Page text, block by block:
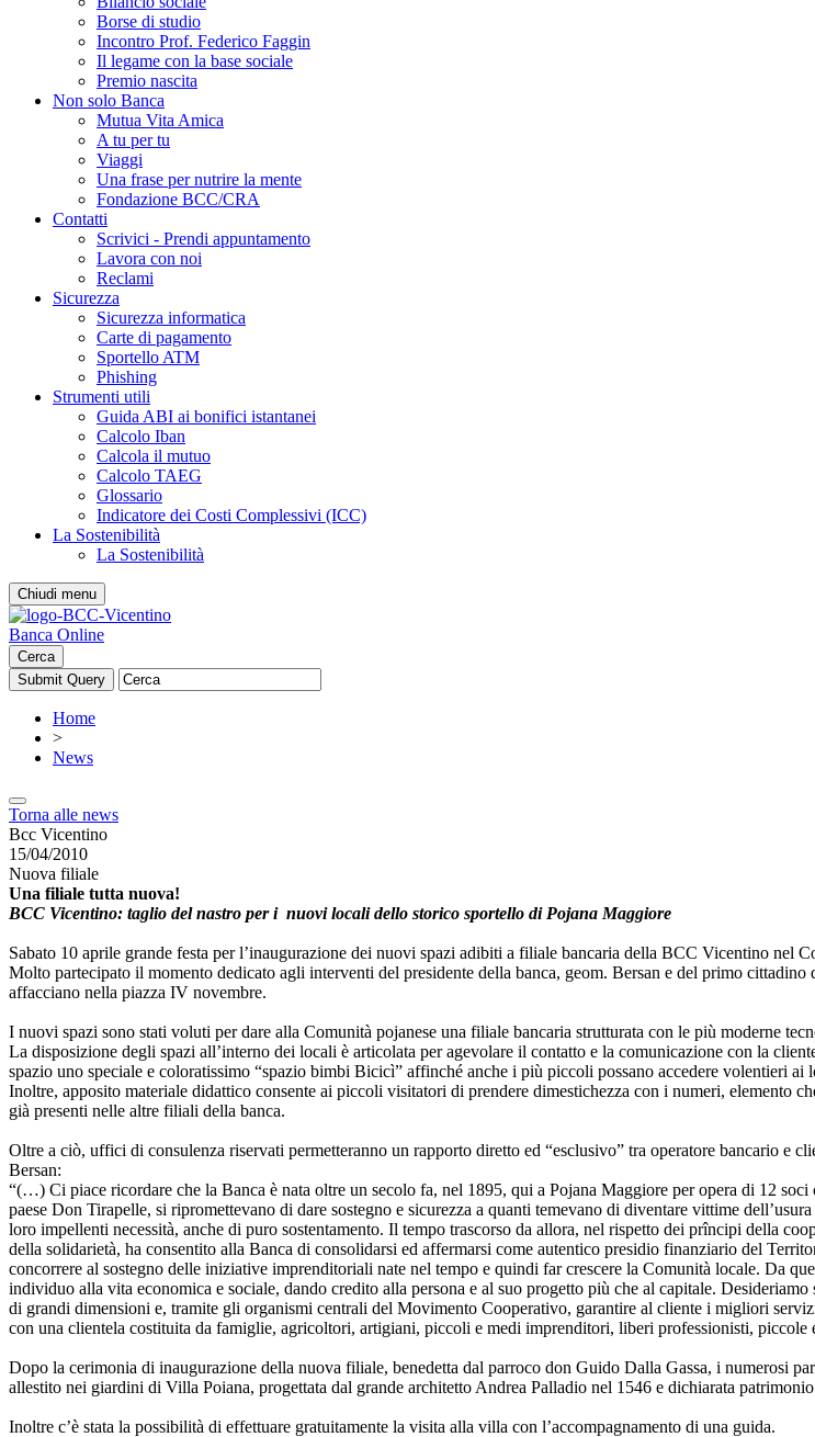
Borse di studio
Incontro Prof. Federico Faggin
Il legame con la base sociale
Premio nascita
Non solo Banca
Mutua Vita Amica
A tu per tu
Viaggi
Una frase per nutrire la mente
Fondazione BCC/CRA
Contatti
Scrivici - Prendi appuntamento
Lavora con noi
Reclami
Sicurezza
Sicurezza informatica
Carte di pagamento
Sportello ATM
Phishing
Strumenti utili
Guida ABI ai bonifici istantanei
Calcolo Iban
Calcola il mutuo
Calcolo TAEG
Glossario
Indicatore dei Costi Complessivi (ICC)
La Sostenibilità
La Sostenibilità
Chiudi menu
Banca Online
Cerca
Home
>
News
Torna alle news
Bcc Vicentino
15/04/2010
Nuova filiale
Una filiale tutta nuova!
BCC Vicentino: taglio del nastro per i nuovi locali dello storico sportello di Pojana Maggiore
Sabato 10 aprile grande festa per l’inaugurazione dei nuovi spazi adibiti a filiale bancaria della BCC Vicentino nel
Molto partecipato il momento dedicato agli interventi del presidente della banca, geom. Bersan e del primo
affacciano nella piazza IV novembre.
I nuovi spazi sono stati voluti per dare alla Comunità pojanese una filiale bancaria strutturata con le più moderne
La disposizione degli spazi all’interno dei locali è articolata per agevolare il contatto e la comunicazione con la
spazio uno speciale e coloratissimo “spazio bimbi Bicicì” affinché anche i più piccoli possano accedere volentieri ai
Inoltre, apposito materiale didattico consente ai piccoli visitatori di prendere dimestichezza con i numeri, elemento
già presenti nelle altre filiali della banca.
Oltre a ciò, uffici di consulenza riservati permetteranno un rapporto diretto ed “esclusivo” tra operatore bancario e
Bersan:
“(…) Ci piace ricordare che la Banca è nata oltre un secolo fa, nel 1895, qui a Pojana Maggiore per opera di 12 soci
paese Don Tirapelle, si ripromettevano di dare sostegno e sicurezza a quanti temevano di diventare vittime
loro impellenti necessità, anche di puro sostentamento. Il tempo trascorso da allora, nel rispetto dei prîncipi della
della solidarietà, ha consentito alla Banca di consolidarsi ed affermarsi come autentico presidio finanziario del
concorrere al sostegno delle iniziative imprenditoriali nate nel tempo e quindi far crescere la Comunità locale. Da
individuo alla vita economica e sociale, dando credito alla persona e al suo progetto più che al capitale.
di grandi dimensioni e, tramite gli organismi centrali del Movimento Cooperativo, garantire al cliente i migliori
con una clientela costituita da famiglie, agricoltori, artigiani, piccoli e medi imprenditori, liberi professionisti, piccole
Dopo la cerimonia di inaugurazione della nuova filiale, benedetta dal parroco don Guido Dalla Gassa, i numerosi
allestito nei giardini di Villa Poiana, progettata dal grande architetto Andrea Palladio nel 1546 e dichiarata
Inoltre c’è stata la possibilità di effettuare gratuitamente la visita alla villa con l’accompagnamento di una guida.